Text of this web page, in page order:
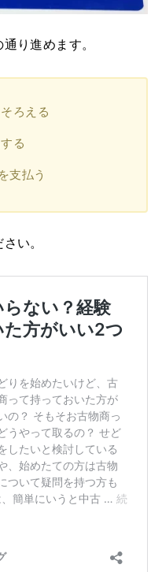
り進めます。
ろえる
る
支払う
い。